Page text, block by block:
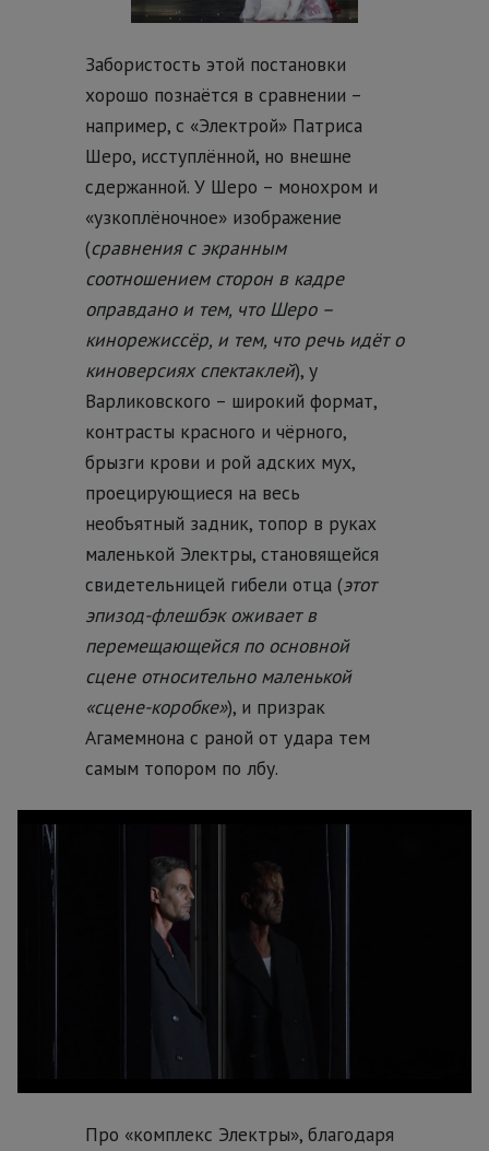
Забористость этой постановки
хорошо познаётся в сравнении –
например, с «Электрой» Патриса
Шеро, исступлённой, но внешне
сдержанной. У Шеро – монохром и
«узкоплёночное» изображение
(сравнения с экранным
соотношением сторон в кадре
оправдано и тем, что Шеро –
кинорежиссёр, и тем, что речь идёт о
киноверсиях спектаклей), у
Варликовского – широкий формат,
контрасты красного и чёрного,
брызги крови и рой адских мух,
проецирующиеся на весь
необъятный задник, топор в руках
маленькой Электры, становящейся
свидетельницей гибели отца (этот
эпизод-флешбэк оживает в
перемещающейся по основной
сцене относительно маленькой
«сцене-коробке»), и призрак
Агамемнона с раной от удара тем
самым топором по лбу.
Про «комплекс Электры», благодаря